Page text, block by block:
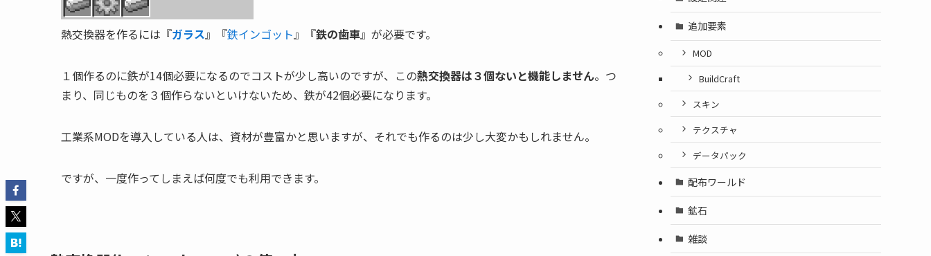
熱交換器を作るには『ガラス』『鉄インゴット』『鉄の歯車』が必要です。
１個作るのに鉄が14個必要になるのでコストが少し高いのですが、この熱交換器は３個ないと機能しません。つ
まり、同じものを３個作らないといけないため、鉄が42個必要になります。
工業系MODを導入している人は、資材が豊富かと思いますが、それでも作るのは少し大変かもしれません。
ですが、一度作ってしまえば何度でも利用できます。
追加要素
MOD
BuildCraft
スキン
テクスチャ
データパック
配布ワールド
鉱石
雑談